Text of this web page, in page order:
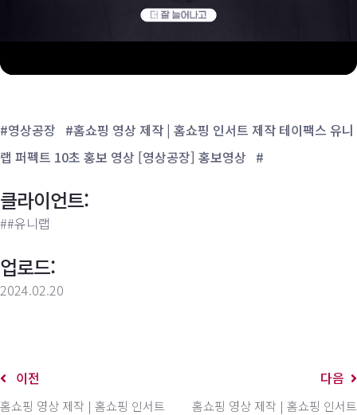
#영상공장 #홈쇼핑 영상 제작 | 홈쇼핑 인서트 제작 테이팩스 유니
랩 퍼펙트 10초 홍보 영상 [영상공장] 홍보영상 #
클라이언트:
##유니랩
업로드:
2024.02.20
이전
홈쇼핑 영상 제작 | 홈쇼핑 인서트
다음
홈쇼핑 영상 제작 | 홈쇼핑 인서트